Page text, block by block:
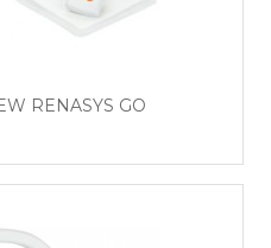
RENASYS GO